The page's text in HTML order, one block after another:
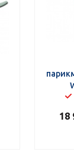
18